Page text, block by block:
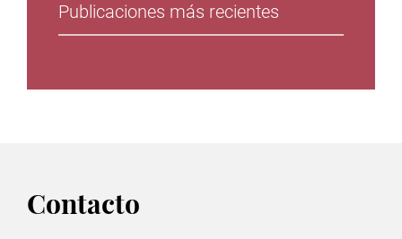
Publicaciones más recientes
Contacto